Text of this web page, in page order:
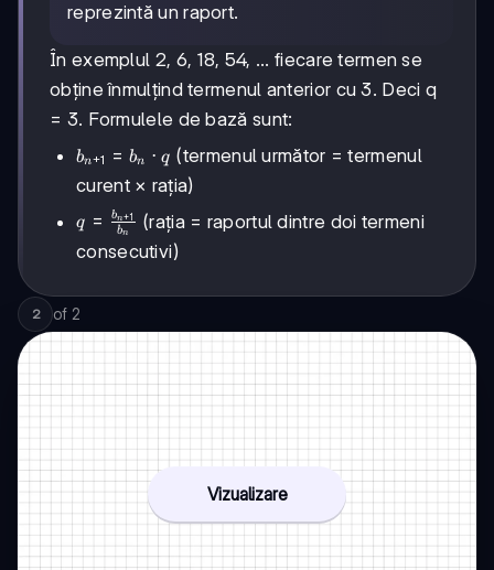
reprezintă un raport.
În exemplul 2, 6, 18, 54, ... fiecare termen se
obține înmulțind termenul anterior cu 3. Deci q
= 3. Formulele de bază sunt:
b_{n+1}
= b_n
\cdot q
bn+1 = bn ⋅ q (termenul următor = termenul
curent × rația)
q =
\frac{b_{n+1}}
{b_n}
q = bn
bn+1
(rația = raportul dintre doi termeni
consecutivi)
2 of 2
Vizualizare